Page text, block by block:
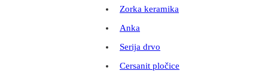
Zorka keramika
Anka
Serija drvo
Cersanit pločice